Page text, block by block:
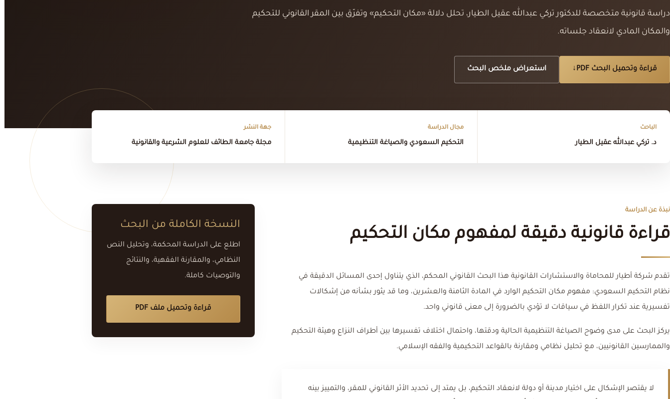
دراسة قانونية متخصصة للدكتور تركي عبدالله عقيل الطيار، تحلل دلالة «مكان التحكيم» وتفرّق بين المقر القانوني للتحكيم
والمكان المادي لانعقاد جلساته.
قراءة وتحميل البحث PDF ↓ استعراض ملخص البحث
الباحث
د. تركي عبدالله عقيل الطيار
مجال الدراسة
التحكيم السعودي والصياغة التنظيمية
جهة النشر
مجلة جامعة الطائف للعلوم الشرعية والقانونية
نبذة عن الدراسة
قراءة قانونية دقيقة لمفهوم مكان التحكيم
تقدم شركة أطيار للمحاماة والاستشارات القانونية هذا البحث القانوني المحكم، الذي يتناول إحدى المسائل الدقيقة في
نظام التحكيم السعودي: مفهوم مكان التحكيم الوارد في المادة الثامنة والعشرين، وما قد يثور بشأنه من إشكالات
تفسيرية عند تكرار اللفظ في سياقات لا تؤدي بالضرورة إلى معنى قانوني واحد.
يركز البحث على مدى وضوح الصياغة التنظيمية الحالية ودقتها، واحتمال اختلاف تفسيرها بين أطراف النزاع وهيئة التحكيم
والممارسين القانونيين، مع تحليل نظامي ومقارنة بالقواعد التحكيمية والفقه الإسلامي.
لا يقتصر الإشكال على اختيار مدينة أو دولة لانعقاد التحكيم، بل يمتد إلى تحديد الأثر القانوني للمقر، والتمييز بينه
النسخة الكاملة من البحث
اطلع على الدراسة المحكمة، وتحليل النص
النظامي، والمقارنة الفقهية، والنتائج
والتوصيات كاملة.
قراءة وتحميل ملف PDF